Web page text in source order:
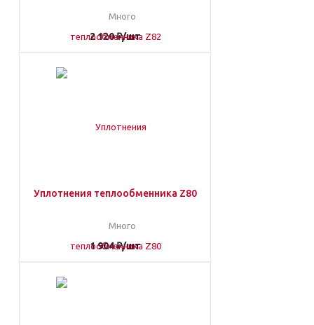
Много
2 120₽/шт
Уплотнения теплообменника Z80
Много
1 904₽/шт